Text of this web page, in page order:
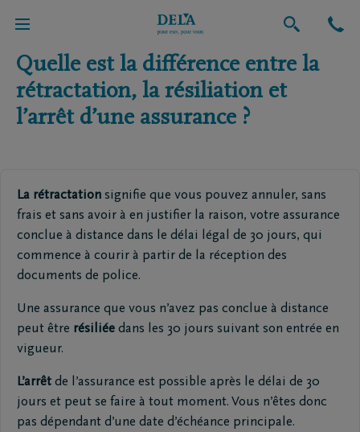
Retour vers l'aperçu global
Quelle est la différence entre la
rétractation, la résiliation et
l’arrêt d’une assurance ?
La rétractation signifie que vous pouvez annuler, sans
frais et sans avoir à en justifier la raison, votre assurance
conclue à distance dans le délai légal de 30 jours, qui
commence à courir à partir de la réception des
documents de police.
Une assurance que vous n’avez pas conclue à distance
peut être résiliée dans les 30 jours suivant son entrée en
vigueur.
L’arrêt de l’assurance est possible après le délai de 30
jours et peut se faire à tout moment. Vous n’êtes donc
pas dépendant d’une date d’échéance principale.